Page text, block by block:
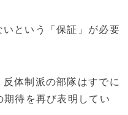
という「保証」が必要
体制派の部隊はすでに
待を再び表明してい